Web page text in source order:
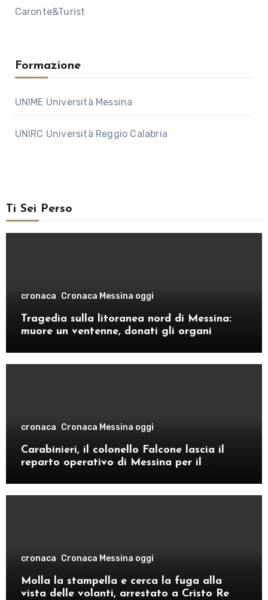
Caronte&Turist
Formazione
UNIME Università Messina
UNIRC Università Reggio Calabria
Ti Sei Perso
cronaca Cronaca Messina oggi
Tragedia sulla litoranea nord di Messina:
muore un ventenne, donati gli organi
cronaca Cronaca Messina oggi
Carabinieri, il colonello Falcone lascia il
reparto operativo di Messina per il
cronaca Cronaca Messina oggi
Molla la stampella e cerca la fuga alla
vista delle volanti, arrestato a Cristo Re